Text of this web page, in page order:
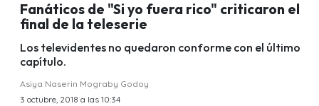
Fanáticos de "Si yo fuera rico" criticaron el
final de la teleserie
Los televidentes no quedaron conforme con el último
capítulo.
Asiya Naserin Mograby Godoy
3 octubre, 2018 a las 10:34